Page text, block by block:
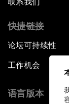
快捷链接
论坛可持续性
工作机会
语言版本